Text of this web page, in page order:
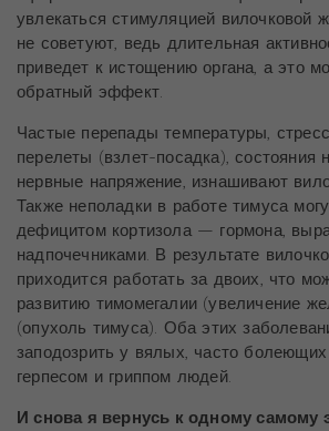
увлекаться стимуляцией вилочковой
не советуют, ведь длительная
приведет к истощению органа, а это
обратный эффект.
Частые перепады температуры,
перелеты (взлет-посадка), состояния
нервные напряжение, изнашивают
Также неполадки в работе тимуса
дефицитом кортизола — гормона,
надпочечниками. В результате
приходится работать за двоих, что
развитию тимомегалии (увеличение
(опухоль тимуса). Оба этих
заподозрить у вялых, часто
герпесом и гриппом людей.
И снова я вернусь к одному